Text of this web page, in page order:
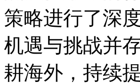
策略进行了深
机遇与挑战并
耕海外，持续